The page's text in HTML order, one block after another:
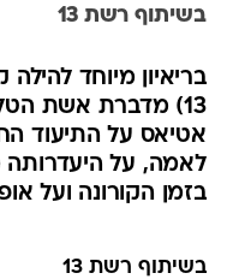
בשיתוף רשת 13
בריאיון מיוחד
13) מדברת אשת
אטיאס על התיעוד
לאמה, על היעדרותה
בזמן הקורונה ועל
בשיתוף רשת 13